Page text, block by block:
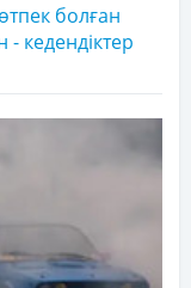
болған
- кедендіктер